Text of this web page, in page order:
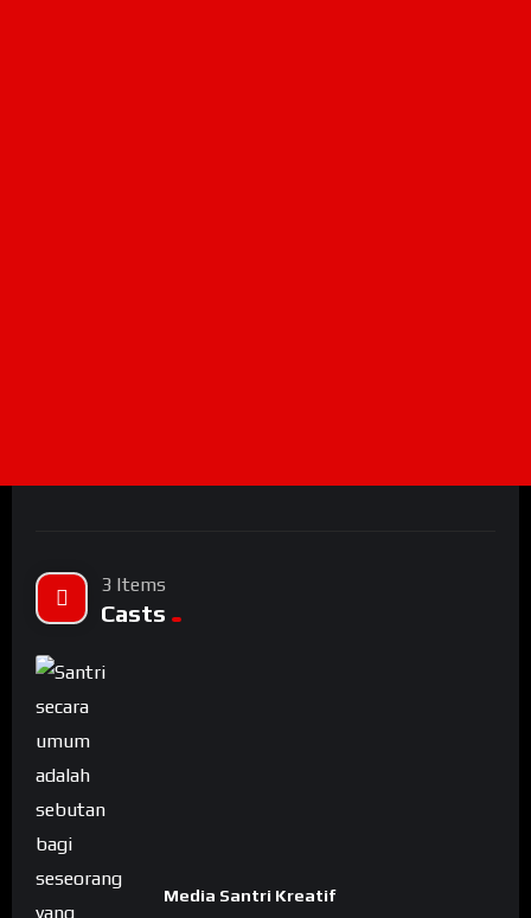
3 Items
Casts
Media Santri Kreatif